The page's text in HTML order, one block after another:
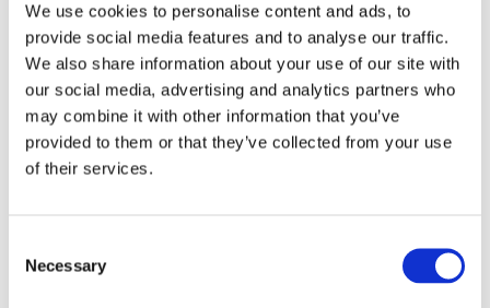
We use cookies to personalise content and ads, to
provide social media features and to analyse our traffic.
We also share information about your use of our site with
our social media, advertising and analytics partners who
may combine it with other information that you’ve
provided to them or that they’ve collected from your use
of their services.
Selection
Necessary
WINS 16 Jul 2026